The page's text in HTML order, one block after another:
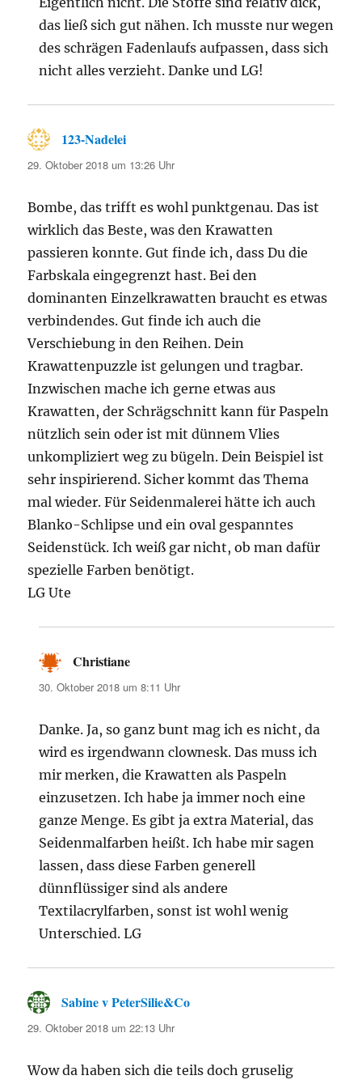
das ließ sich gut nähen. Ich musste nur wegen
des schrägen Fadenlaufs aufpassen, dass sich
nicht alles verzieht. Danke und LG!
123-Nadelei
29. Oktober 2018 um 13:26 Uhr
Bombe, das trifft es wohl punktgenau. Das ist
wirklich das Beste, was den Krawatten
passieren konnte. Gut finde ich, dass Du die
Farbskala eingegrenzt hast. Bei den
dominanten Einzelkrawatten braucht es etwas
verbindendes. Gut finde ich auch die
Verschiebung in den Reihen. Dein
Krawattenpuzzle ist gelungen und tragbar.
Inzwischen mache ich gerne etwas aus
Krawatten, der Schrägschnitt kann für Paspeln
nützlich sein oder ist mit dünnem Vlies
unkompliziert weg zu bügeln. Dein Beispiel ist
sehr inspirierend. Sicher kommt das Thema
mal wieder. Für Seidenmalerei hätte ich auch
Blanko-Schlipse und ein oval gespanntes
Seidenstück. Ich weiß gar nicht, ob man dafür
spezielle Farben benötigt.
LG Ute
Christiane
30. Oktober 2018 um 8:11 Uhr
Danke. Ja, so ganz bunt mag ich es nicht, da
wird es irgendwann clownesk. Das muss ich
mir merken, die Krawatten als Paspeln
einzusetzen. Ich habe ja immer noch eine
ganze Menge. Es gibt ja extra Material, das
Seidenmalfarben heißt. Ich habe mir sagen
lassen, dass diese Farben generell
dünnflüssiger sind als andere
Textilacrylfarben, sonst ist wohl wenig
Unterschied. LG
Sabine v PeterSilie&Co
29. Oktober 2018 um 22:13 Uhr
Wow da haben sich die teils doch gruselig